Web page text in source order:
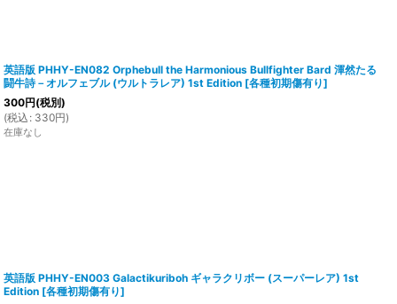
英語版 PHHY-EN082 Orphebull the Harmonious Bullfighter Bard 渾然たる
闘牛詩－オルフェブル (ウルトラレア) 1st Edition [各種初期傷有り]
300円(税別)
(税込 : 330円)
在庫なし
英語版 PHHY-EN003 Galactikuriboh ギャラクリボー (スーパーレア) 1st
Edition [各種初期傷有り]